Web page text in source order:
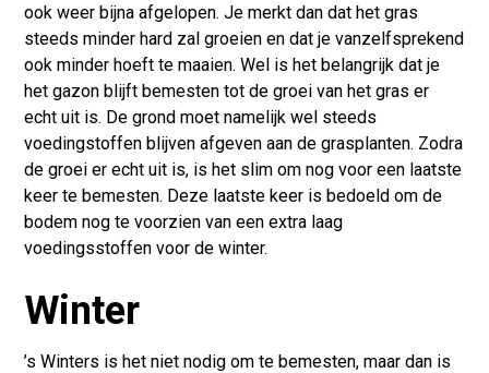
ook weer bijna afgelopen. Je merkt dan dat het gras
steeds minder hard zal groeien en dat je vanzelfsprekend
ook minder hoeft te maaien. Wel is het belangrijk dat je
het gazon blijft bemesten tot de groei van het gras er
echt uit is. De grond moet namelijk wel steeds
voedingstoffen blijven afgeven aan de grasplanten. Zodra
de groei er echt uit is, is het slim om nog voor een laatste
keer te bemesten. Deze laatste keer is bedoeld om de
bodem nog te voorzien van een extra laag
voedingsstoffen voor de winter.
Winter
’s Winters is het niet nodig om te bemesten, maar dan is